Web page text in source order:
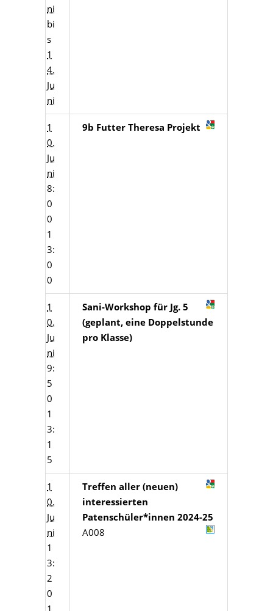
ni
bi
s
1
4.
Ju
ni
1
0.
Ju
ni
8:
0
0
1
3:
0
0
9b Futter Theresa Projekt
1
0.
Ju
ni
9:
5
0
1
3:
1
5
Sani-Workshop für Jg. 5
(geplant, eine Doppelstunde
pro Klasse)
1
0.
Ju
ni
1
3:
2
0
1
Treffen aller (neuen)
interessierten
Patenschüler*innen 2024-25
A008